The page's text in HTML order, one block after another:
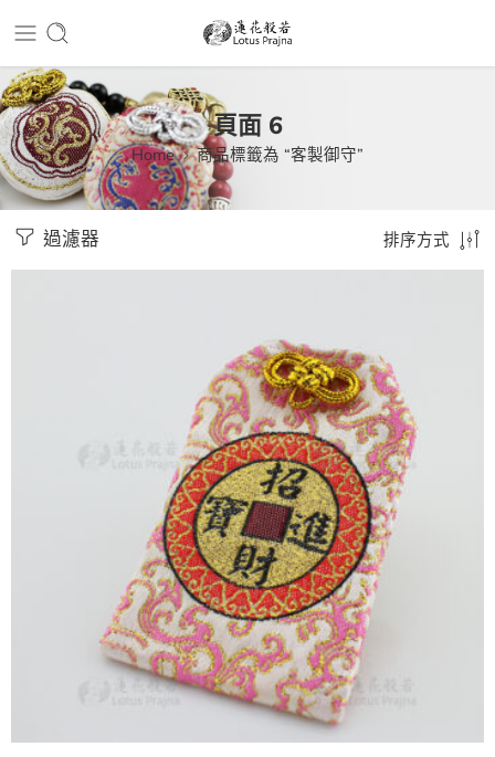
頁面 6
Home 商品標籤為 “客製御守”
過濾器 排序方式